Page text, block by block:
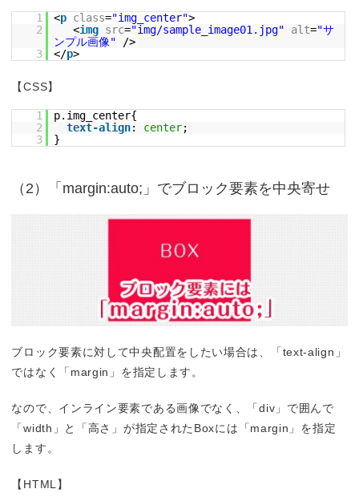
1 <p class="img_center">
2
<img src="img/sample_image01.jpg" alt="サ
ンプル画像"
/>
3
</p>
【CSS】
1
p.img_center{
2
text-align: center;
3
}
（2）「margin:auto;」でブロック要素を中央寄せ
ブロック要素に対して中央配置をしたい場合は、「text-align」
ではなく「margin」を指定します。
なので、インライン要素である画像でなく、「div」で囲んで
「width」と「高さ」が指定されたBoxには「margin」を指定
します。
【HTML】